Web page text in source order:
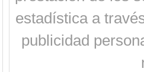
estadística a
publicidad